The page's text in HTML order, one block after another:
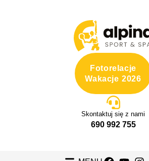
Fotorelacje
Wakacje 2026
Skontaktuj się z nami
690 992 755